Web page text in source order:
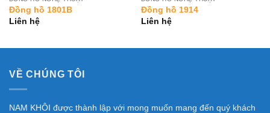
Đồng hồ 1801B
Liên hệ
Đồng hồ 1914
Liên hệ
VỀ CHÚNG TÔI
NAM KHÔI được thành lập với mong muốn mang đến quý khách